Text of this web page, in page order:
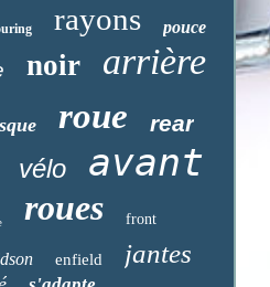
rayons pouce
noir arrière
roue rear
vélo avant
roues front
enfield jantes